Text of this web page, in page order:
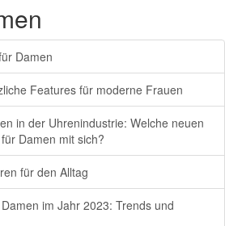
Damen
Features für moderne Frauen
in der Uhrenindustrie: Welche neuen
Damen mit sich?
für den Alltag
im Jahr 2023: Trends und